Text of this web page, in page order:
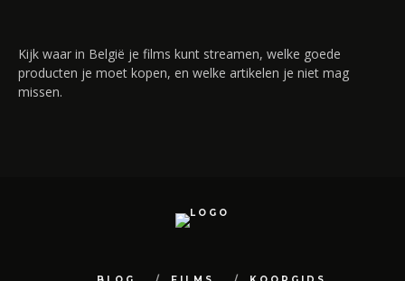
Kijk waar in België je films kunt streamen, welke goede
producten je moet kopen, en welke artikelen je niet mag
missen.